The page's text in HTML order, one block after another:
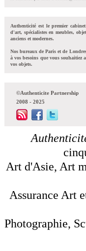
Authenticité est le premier
d'art, spécialistes en meubles,
anciens et modernes.
Nos bureaux de Paris et de
à vos besoins que vous souhaitiez
vos objets.
©Authenticite Partnership
2008 - 2025
Art d'Asie, Art
Assurance Art
Photographie,